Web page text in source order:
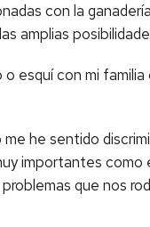
con la
amplias
esquí con mi
he sentido
importantes
que nos